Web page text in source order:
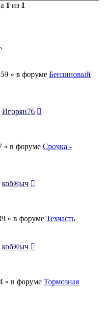
1 из 1
» в форуме Бензиновый
Игорян76
» в форуме Срочка -
коб®ыч
» в форуме Техчасть
коб®ыч
» в форуме Тормозная